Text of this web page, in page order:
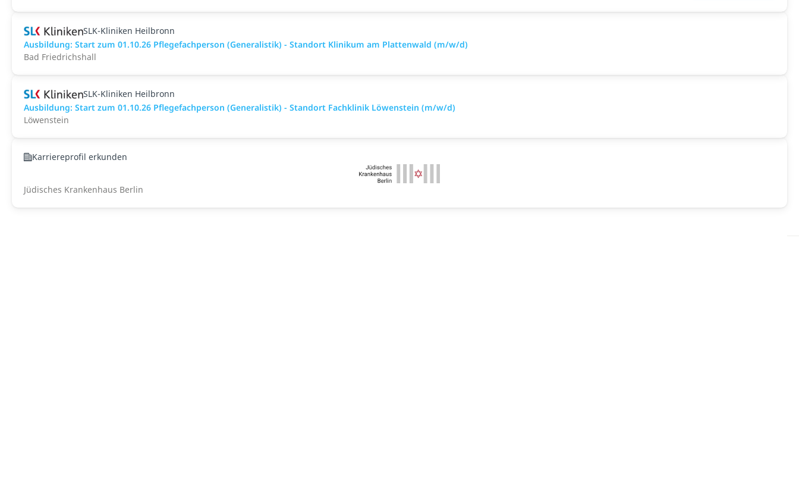
SLK-Kliniken Heilbronn
Ausbildung: Start zum 01.10.26 Pflegefachperson (Generalistik) - Standort Klinikum am Plattenwald (m/w/d)
Bad Friedrichshall
SLK-Kliniken Heilbronn
Ausbildung: Start zum 01.10.26 Pflegefachperson (Generalistik) - Standort Fachklinik Löwenstein (m/w/d)
Löwenstein
Karriereprofil erkunden
Jüdisches Krankenhaus Berlin